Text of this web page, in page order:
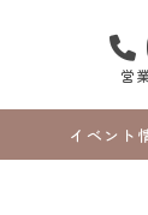
営
イベント